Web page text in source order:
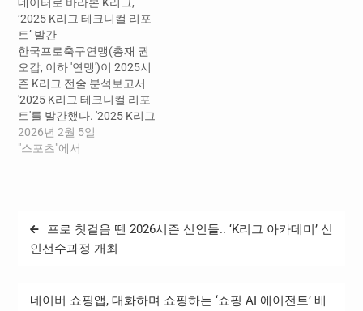
‘2025 K리그 테크니컬 리포
트’ 발간
한국프로축구연맹(총재 권
오갑, 이하 '연맹')이 2025시
즌 K리그 전술 분석보고서
'2025 K리그 테크니컬 리포
트'를 발간했다. '2025 K리그
테크니컬 리포트'에는 연맹
기술위원회 산하 기술연구
술연구그룹(TSG) 소개,
▲2025시즌 K리그1 주요 흐
우승을 이끈 주장…
2026년 2월 5일
"스포츠"에서
글
탐
프로 첫걸음 뗀 2026시즌 신인들.. ‘K리그 아카데미’ 신
인선수과정 개최
네이버 쇼핑앱, 대화하며 쇼핑하는 ‘쇼핑 AI 에이전트’ 베